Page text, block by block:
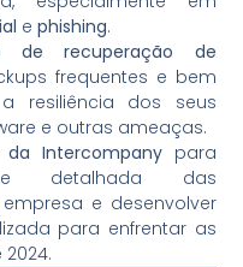
ephishing.
de recuperação de
frequentes e bem
resiliência dos seus
e outras ameaças.
Intercompanypara
detalhada das
e desenvolver
para enfrentar as